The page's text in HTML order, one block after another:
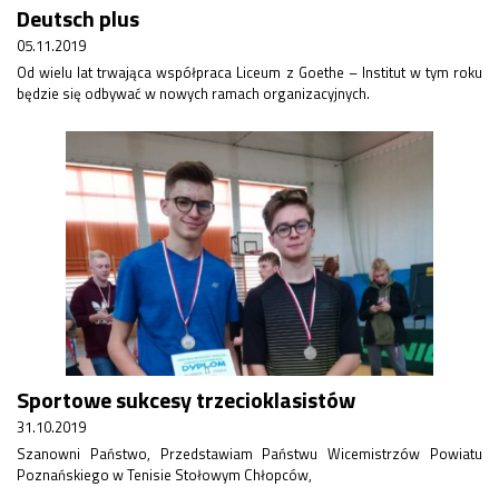
Obiady
Rekrutacja SP
O nas
Informacja o teście z języka angielskiego
Stypendia naukowe
Plan nauczania klasa 7. i 8.
Deutsch plus
05.11.2019
Od wielu lat trwająca współpraca Liceum z Goethe – Institut w tym roku
będzie się odbywać w nowych ramach organizacyjnych.
Sportowe sukcesy trzecioklasistów
31.10.2019
Szanowni Państwo, Przedstawiam Państwu Wicemistrzów Powiatu
Poznańskiego w Tenisie Stołowym Chłopców,